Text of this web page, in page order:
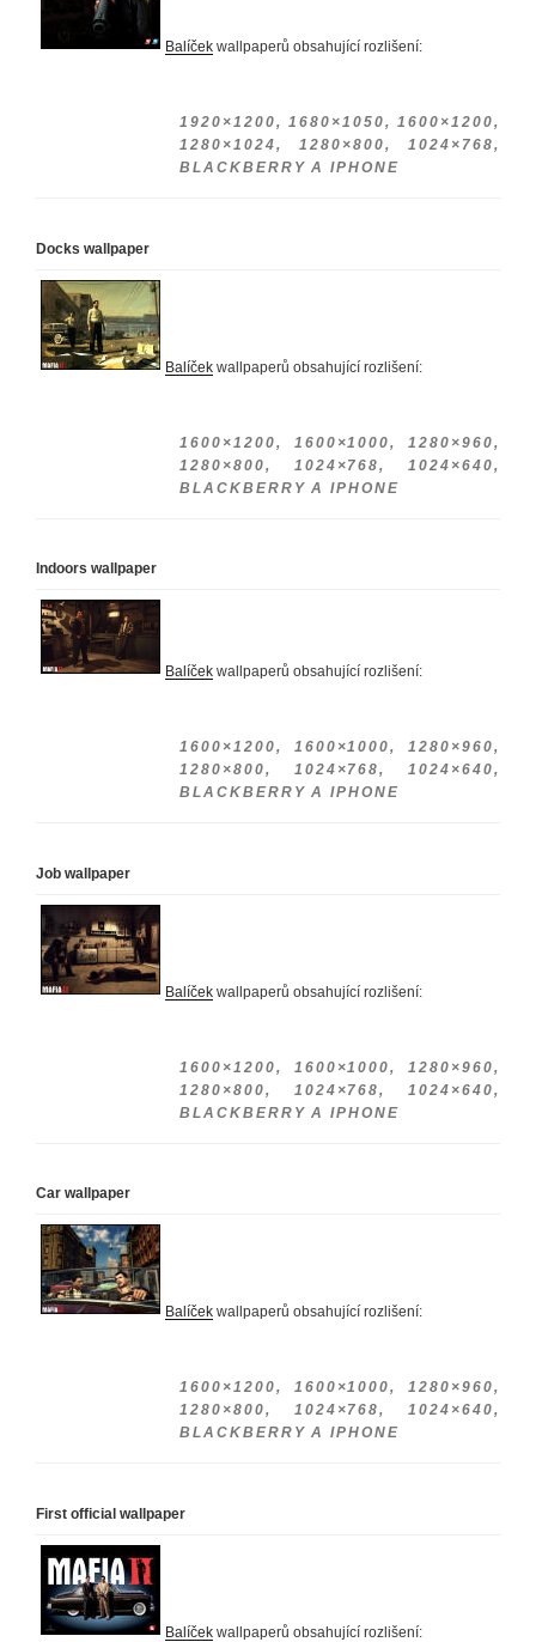
Balíček wallpaperů obsahující rozlišení:
1920×1200, 1680×1050, 1600×1200,
1280×1024, 1280×800, 1024×768,
BLACKBERRY A IPHONE
Docks wallpaper
Balíček wallpaperů obsahující rozlišení:
1600×1200, 1600×1000, 1280×960,
1280×800, 1024×768, 1024×640,
BLACKBERRY A IPHONE
Indoors wallpaper
Balíček wallpaperů obsahující rozlišení:
1600×1200, 1600×1000, 1280×960,
1280×800, 1024×768, 1024×640,
BLACKBERRY A IPHONE
Job wallpaper
Balíček wallpaperů obsahující rozlišení:
1600×1200, 1600×1000, 1280×960,
1280×800, 1024×768, 1024×640,
BLACKBERRY A IPHONE
Car wallpaper
Balíček wallpaperů obsahující rozlišení:
1600×1200, 1600×1000, 1280×960,
1280×800, 1024×768, 1024×640,
BLACKBERRY A IPHONE
First official wallpaper
Balíček wallpaperů obsahující rozlišení: